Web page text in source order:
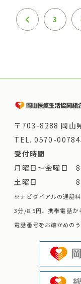
3
〒703-8288 岡山
TEL.0570-
受付時間
月曜日～金曜日
土曜日 8：
※ナビダイアルの通話
3分/8.5円、携帯電話か
電話番号をお確かめの